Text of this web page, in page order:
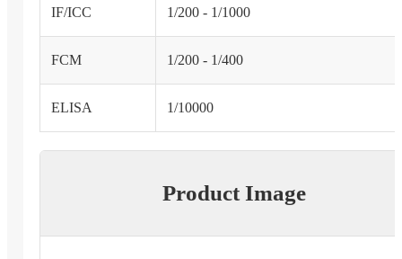
IF/ICC 1/200 - 1/1000
FCM 1/200 - 1/400
ELISA 1/10000
Product Image